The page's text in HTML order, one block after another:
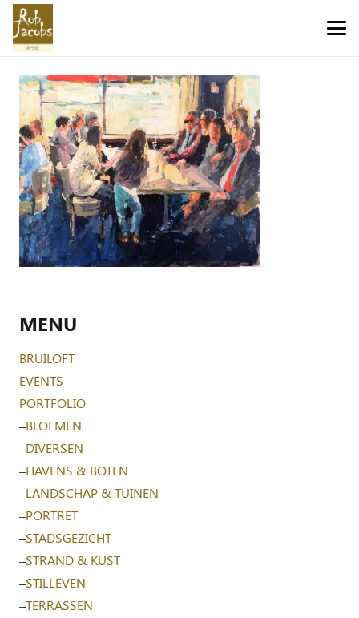
MENU
BRUILOFT
EVENTS
PORTFOLIO
–BLOEMEN
–DIVERSEN
–HAVENS & BOTEN
–LANDSCHAP & TUINEN
–PORTRET
–STADSGEZICHT
–STRAND & KUST
–STILLEVEN
–TERRASSEN